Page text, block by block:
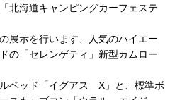
北海道キャンピングカーフェステ
展示を行います、人気のハイエー
の「セレンゲティ」新型カムロー
ベッド「イグアス X」と、標準ボ